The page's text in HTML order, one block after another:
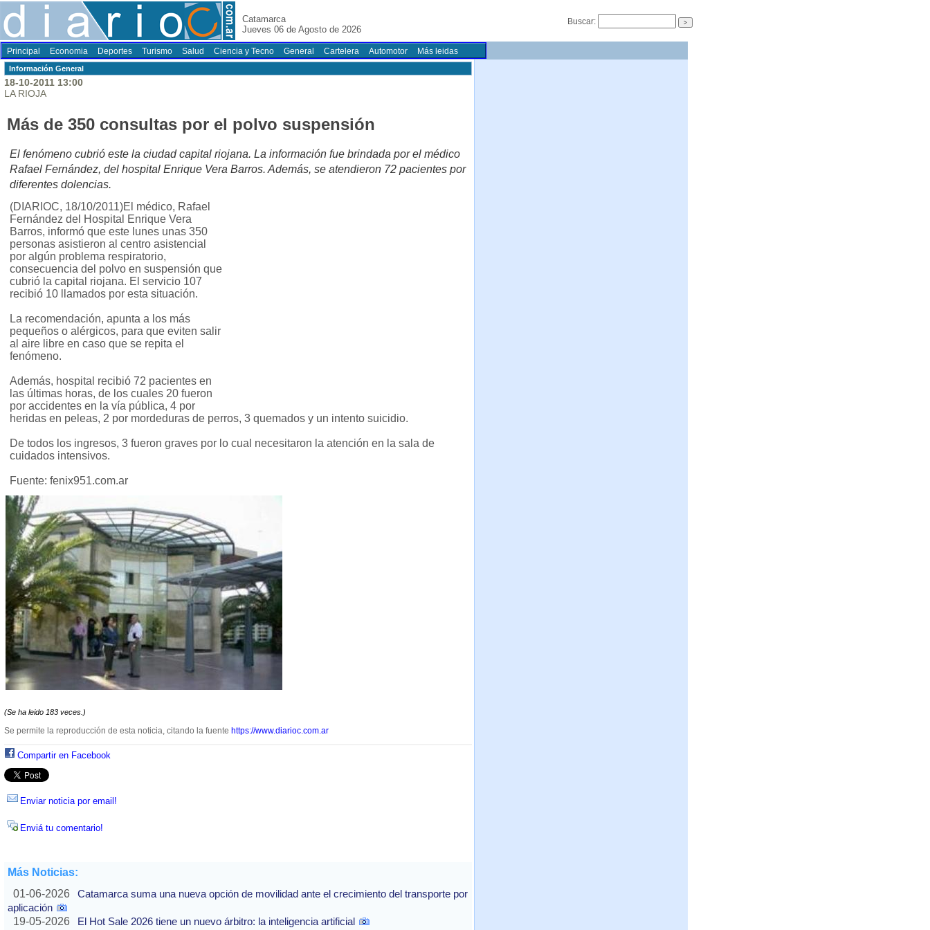
Catamarca
Jueves 06 de Agosto de 2026
Buscar:
Principal Economia Deportes Turismo Salud Ciencia y Tecno General Cartelera Automotor Más leidas
Información General
18-10-2011 13:00
LA RIOJA
Más de 350 consultas por el polvo suspensión
El fenómeno cubrió este la ciudad capital riojana. La información fue brindada por el médico
Rafael Fernández, del hospital Enrique Vera Barros. Además, se atendieron 72 pacientes por
diferentes dolencias.
(DIARIOC, 18/10/2011)El médico, Rafael
Fernández del Hospital Enrique Vera
Barros, informó que este lunes unas 350
personas asistieron al centro asistencial
por algún problema respiratorio,
consecuencia del polvo en suspensión que
cubrió la capital riojana. El servicio 107
recibió 10 llamados por esta situación.
La recomendación, apunta a los más
pequeños o alérgicos, para que eviten salir
al aire libre en caso que se repita el
fenómeno.
Además, hospital recibió 72 pacientes en
las últimas horas, de los cuales 20 fueron
por accidentes en la vía pública, 4 por
heridas en peleas, 2 por mordeduras de perros, 3 quemados y un intento suicidio.
De todos los ingresos, 3 fueron graves por lo cual necesitaron la atención en la sala de
cuidados intensivos.
Fuente: fenix951.com.ar
(Se ha leido 183 veces.)
Se permite la reproducción de esta noticia, citando la fuente https://www.diarioc.com.ar
Compartir en Facebook
Enviar noticia por email!
Enviá tu comentario!
Más Noticias:
01-06-2026
Catamarca suma una nueva opción de movilidad ante el crecimiento del transporte por
aplicación
19-05-2026
El Hot Sale 2026 tiene un nuevo árbitro: la inteligencia artificial